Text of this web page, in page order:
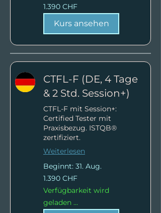
1.390
Schweizer
Franken
1.390 CHF
Kurs ansehen
CTFL-F (DE, 4 Tage
& 2 Std. Session+)
CTFL-F mit Session+:
Certified Tester mit
Praxisbezug. ISTQB®
zertifiziert.
Weiterlesen
Beginnt: 31. Aug.
1.390
Schweizer
Franken
1.390 CHF
Verfügbarkeit wird
geladen ...